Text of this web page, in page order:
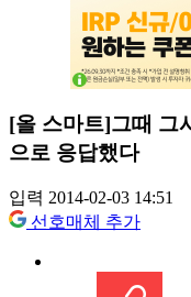
[올 스마트]그때 그
으로 응답했다
입력 2014-02-03 14:51
선호매체 추가